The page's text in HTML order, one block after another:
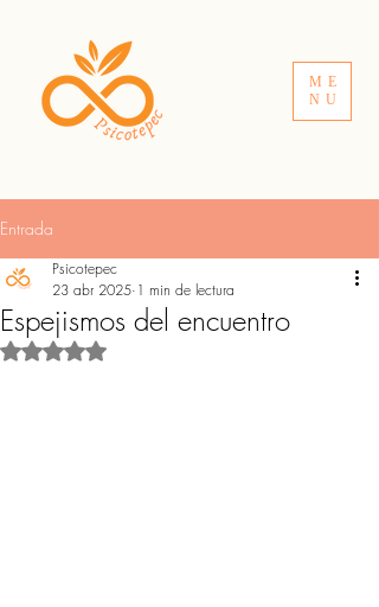
ME
NU
Entrada
Espejismos del encuentro
Psicotepec
23 abr 2025 1 min de lectura
Obtuvo NaN de 5 estrellas.